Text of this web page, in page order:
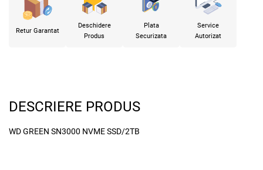
Retur Garantat
Deschidere
Produs
Plata
Securizata
Service
Autorizat
DESCRIERE PRODUS
WD GREEN SN3000 NVME SSD/2TB